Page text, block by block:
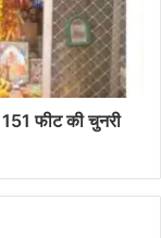
151 फीट की चुनरी